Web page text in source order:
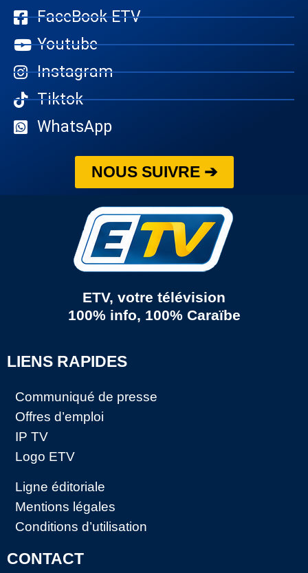
FaceBook ETV
Youtube
Instagram
Tiktok
WhatsApp
NOUS SUIVRE ➔
ETV, votre télévision
100% info, 100% Caraïbe
LIENS RAPIDES
Communiqué de presse
Offres d’emploi
IP TV
Logo ETV
Ligne éditoriale
Mentions légales
Conditions d’utilisation
CONTACT